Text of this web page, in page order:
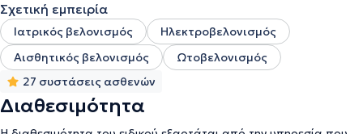
Σχετική εμπειρία
Ιατρικός βελονισμός
Ηλεκτροβελονισμός
Αισθητικός βελονισμός
Ωτοβελονισμός
27 συστάσεις ασθενών
Διαθεσιμότητα